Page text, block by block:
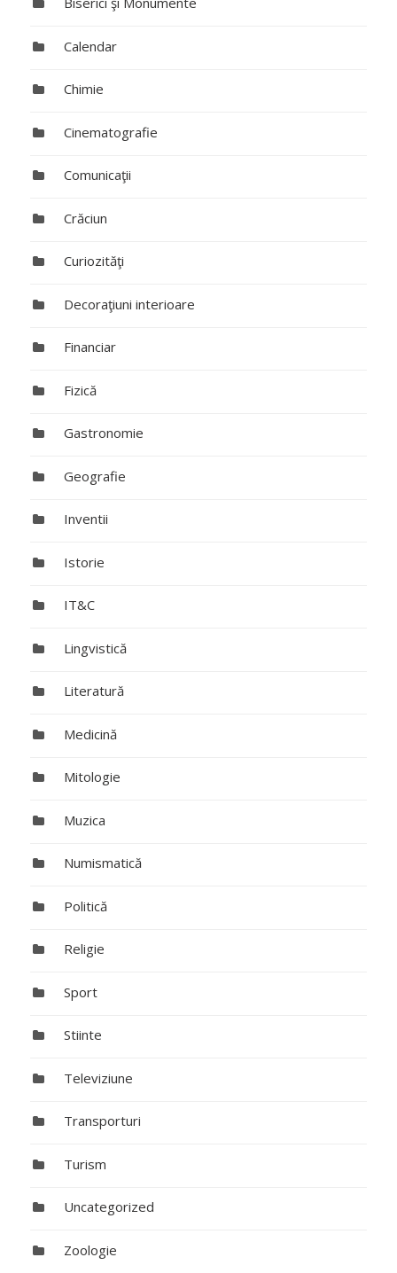
Calendar
Chimie
Cinematografie
Comunicaţii
Crăciun
Curiozităţi
Decoraţiuni interioare
Financiar
Fizică
Gastronomie
Geografie
Inventii
Istorie
IT&C
Lingvistică
Literatură
Medicină
Mitologie
Muzica
Numismatică
Politică
Religie
Sport
Stiinte
Televiziune
Transporturi
Turism
Uncategorized
Zoologie